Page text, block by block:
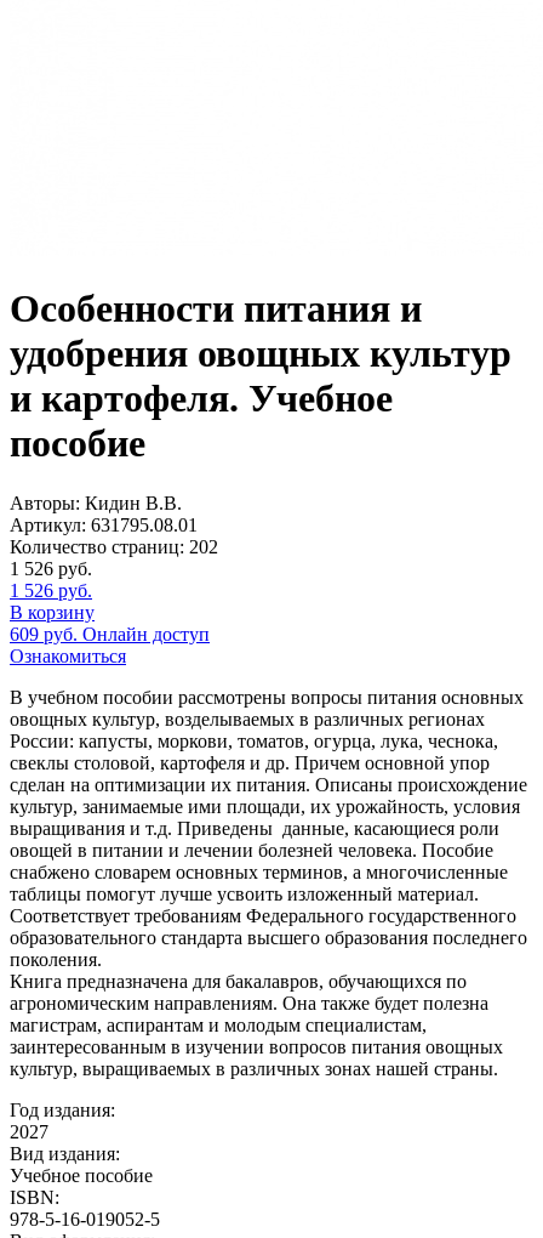
Особенности питания и
удобрения овощных культур
и картофеля. Учебное
пособие
Авторы: Кидин В.В.
Артикул: 631795.08.01
Количество страниц: 202
1 526 руб.
1 526 руб.
В корзину
609 руб. Онлайн доступ
Ознакомиться
В учебном пособии рассмотрены вопросы питания основных
овощных культур, возделываемых в различных регионах
России: капусты, моркови, томатов, огурца, лука, чеснока,
свеклы столовой, картофеля и др. Причем основной упор
сделан на оптимизации их питания. Описаны происхождение
культур, занимаемые ими площади, их урожайность, условия
выращивания и т.д. Приведены данные, касающиеся роли
овощей в питании и лечении болезней человека. Пособие
снабжено словарем основных терминов, а многочисленные
таблицы помогут лучше усвоить изложенный материал.
Соответствует требованиям Федерального государственного
образовательного стандарта высшего образования последнего
поколения.
Книга предназначена для бакалавров, обучающихся по
агрономическим направлениям. Она также будет полезна
магистрам, аспирантам и молодым специалистам,
заинтересованным в изучении вопросов питания овощных
культур, выращиваемых в различных зонах нашей страны.
Год издания:
2027
Вид издания:
Учебное пособие
ISBN:
978-5-16-019052-5